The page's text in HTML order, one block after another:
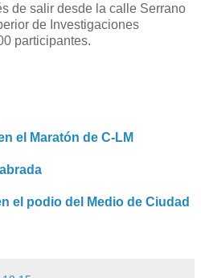
de salir desde la calle Serrano
de Investigaciones
participantes.
el Maratón de C-LM
el podio del Medio de Ciudad